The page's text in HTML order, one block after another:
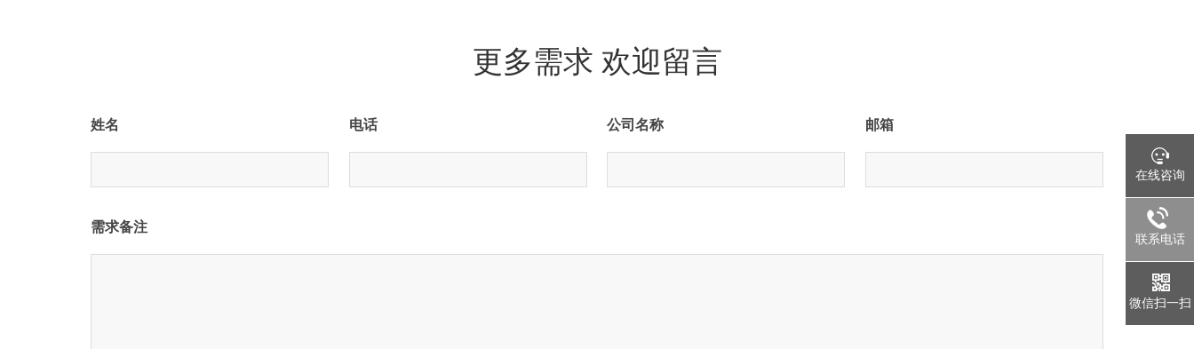
更多需求 欢迎留言
姓名 电话 公司名称 邮箱
需求备注
在线咨询
联系电话
微信扫一扫